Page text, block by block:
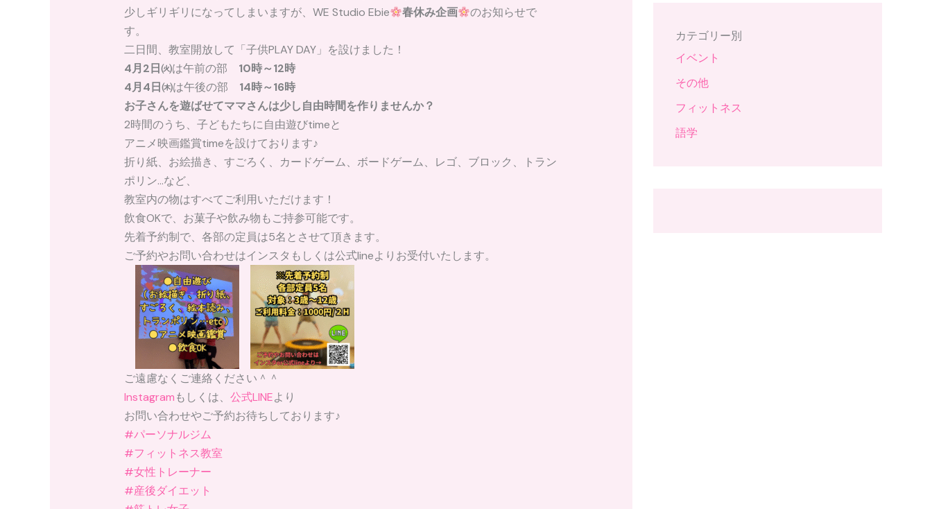
少しギリギリになってしまいますが、WE Studio Ebie
春休み企画
のお知らせで
す。
二日間、教室開放して「子供PLAY DAY」を設けました！
4月2日㈫は午前の部 10時～12時
4月4日㈭は午後の部 14時～16時
お子さんを遊ばせてママさんは少し自由時間を作りませんか？
2時間のうち、子どもたちに自由遊びtimeと
アニメ映画鑑賞timeを設けております♪
折り紙、お絵描き、すごろく、カードゲーム、ボードゲーム、レゴ、ブロック、トラン
ポリン…など、
教室内の物はすべてご利用いただけます！
飲食OKで、お菓子や飲み物もご持参可能です。
先着予約制で、各部の定員は5名とさせて頂きます。
ご予約やお問い合わせはインスタもしくは公式lineよりお受付いたします。
ご遠慮なくご連絡ください＾＾
Instagramもしくは、 公式LINEより
お問い合わせやご予約お待ちしております♪
#パーソナルジム
#フィットネス教室
#女性トレーナー
#産後ダイエット
カテゴリー別
イベント
その他
フィットネス
語学